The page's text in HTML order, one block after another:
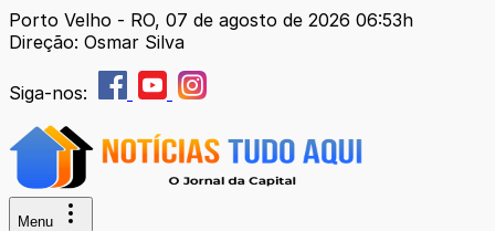
Porto Velho - RO, 07 de agosto de 2026 06:53h
Direção: Osmar Silva
Siga-nos:
Menu